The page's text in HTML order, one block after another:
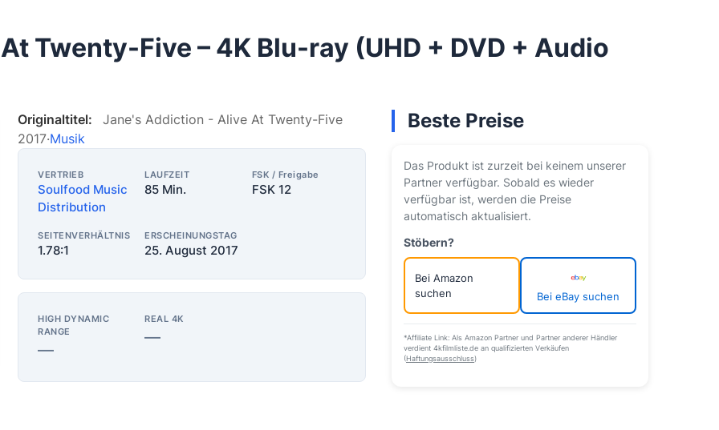
Twenty-Five – 4K Blu-ray (UHD + DVD + Audio
Originaltitel:
Jane's Addiction - Alive At Twenty-Five
2017·Musik
VERTRIEB
Soulfood Music
Distribution
LAUFZEIT
85 Min.
FSK / Freigabe
FSK 12
SEITENVERHÄLTNIS
1.78:1
ERSCHEINUNGSTAG
25. August 2017
HIGH DYNAMIC
RANGE
—
REAL 4K
—
Beste Preise
Das Produkt ist zurzeit bei keinem unserer
Partner verfügbar. Sobald es wieder
verfügbar ist, werden die Preise
automatisch aktualisiert.
Stöbern?
Bei Amazon
suchen
Bei eBay suchen
*Affiliate Link: Als Amazon Partner und Partner anderer Händler
verdient 4kfilmliste.de an qualifizierten Verkäufen
(Haftungsausschluss)